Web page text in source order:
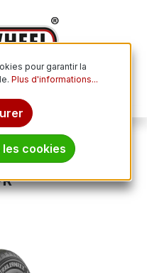
CL31N
pour garantir la
Plus d'informations...
cookies